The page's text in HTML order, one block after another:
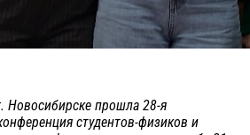
Новосибирске прошла 28-я
студентов-физиков и